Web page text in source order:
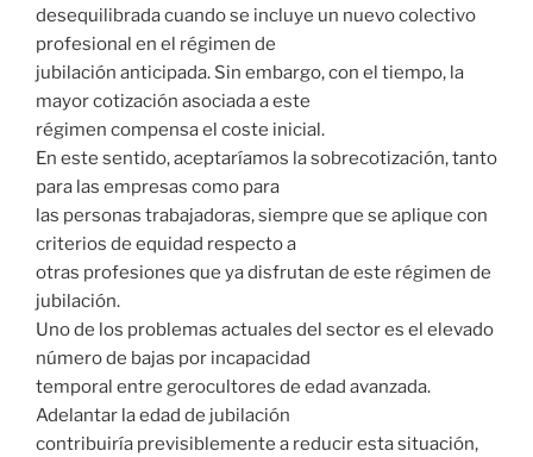
desequilibrada cuando se incluye un nuevo colectivo
profesional en el régimen de
jubilación anticipada. Sin embargo, con el tiempo, la
mayor cotización asociada a este
régimen compensa el coste inicial.
En este sentido, aceptaríamos la sobrecotización, tanto
para las empresas como para
las personas trabajadoras, siempre que se aplique con
criterios de equidad respecto a
otras profesiones que ya disfrutan de este régimen de
jubilación.
Uno de los problemas actuales del sector es el elevado
número de bajas por incapacidad
temporal entre gerocultores de edad avanzada.
Adelantar la edad de jubilación
contribuiría previsiblemente a reducir esta situación,